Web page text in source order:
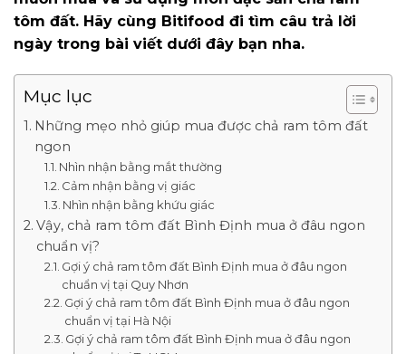
tôm đất. Hãy cùng Bitifood đi tìm câu trả lời
ngày trong bài viết dưới đây bạn nha.
Mục lục
Những mẹo nhỏ giúp mua được chả ram tôm đất
ngon
Nhìn nhận bằng mắt thường
Cảm nhận bằng vị giác
Nhìn nhận bằng khứu giác
Vậy, chả ram tôm đất Bình Định mua ở đâu ngon
chuẩn vị?
Gợi ý chả ram tôm đất Bình Định mua ở đâu ngon
chuẩn vị tại Quy Nhơn
Gợi ý chả ram tôm đất Bình Định mua ở đâu ngon
chuẩn vị tại Hà Nội
Gợi ý chả ram tôm đất Bình Định mua ở đâu ngon